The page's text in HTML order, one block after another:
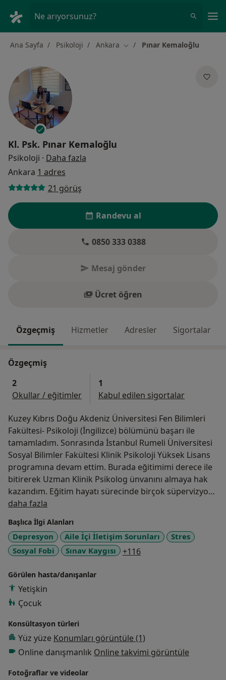
Ne arıyorsunuz?
Ana Sayfa Psikoloji Ankara Şehir değiştir
Pınar Kemaloğlu
Kl. Psk. Pınar Kemaloğlu
Psikoloji · Daha fazla
Ankara 1 adres
21 görüş
Randevu al
0850 333 0388
Mesaj gönder
Ücret öğren
Özgeçmiş Hizmetler Adresler Sigortalar
Özgeçmiş
2
Okullar / eğitimler
1
Kabul edilen sigortalar
Kuzey Kıbrıs Doğu Akdeniz Üniversitesi Fen Bilimleri
Fakültesi- Psikoloji (İngilizce) bölümünü başarı ile
tamamladım. Sonrasında İstanbul Rumeli Üniversitesi
Sosyal Bilimler Fakültesi Klinik Psikoloji Yüksek Lisans
programına devam ettim. Burada eğitimimi derece ile
bitirerek Uzman Klinik Psikolog ünvanını almaya hak
kazandım. Eğitim hayatı sürecinde birçok süpervizyon
ve staj eğitimleri programını başarı ile tamamladım.
Uzun süre Özel Yaşam Hastanesi bünyesinde Çocuk-
Ergen uzmanlığı üzerine konu alan araştırmalarda yer
almış ve Asistan Pedagog olarak çalışmalarını
Araştırma Merkezlerinde iş deneyimlerini edindim.
Süpervizyon kapsamında eğitim aldığı uzmanlar
panik bozukluklar, kaygı bozukluğu, öfke ve stres
yönetimi ve obsesif kompulsif bozukluk yaşayan
hastalar ile çalışmalar kaydetmiştir.
tamamlamasının ardından Süpervizörlük kapsamında
daha fazla
Başlıca İlgi Alanları
Depresyon Aile İçi İletişim Sorunları
Stres
Sosyal Fobi
Sınav Kaygısı +116
Görülen hasta/danışanlar
Yetişkin
Çocuk
Konsültasyon türleri
Yüz yüze Konumları görüntüle (1)
Online danışmanlık Online takvimi görüntüle
Fotoğraflar ve videolar